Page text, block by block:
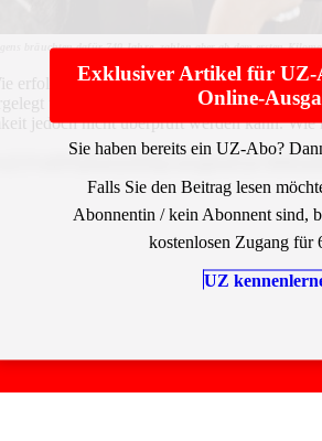
bräuchten dafür 740 Jahre, zahlen aber ab dem ersten
erfolgreich ihre Investitionen sind und ob
wurde. Die Kritik der obersten
jedoch nicht überprüft werden kann. Wie
Exklusiver Artikel für UZ-
Online-
Sie haben bereits ein UZ-Abo?
Falls Sie den Beitrag lesen
Abonnentin / kein Abonnent sind,
kostenlosen Zugang für
UZ